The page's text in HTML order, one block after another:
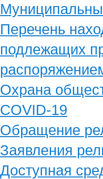
Перечень
подлежащих
Охрана
COVID-19
Обращение
Заявления
Доступная